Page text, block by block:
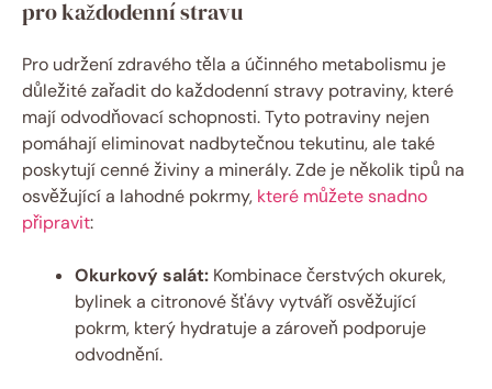
pro každodenní stravu
Pro udržení zdravého těla a účinného metabolismu je
důležité zařadit do každodenní stravy potraviny, které
mají odvodňovací schopnosti. Tyto potraviny nejen
pomáhají eliminovat nadbytečnou tekutinu, ale také
poskytují cenné živiny a minerály. Zde je několik tipů na
osvěžující a lahodné pokrmy, které můžete snadno
připravit:
Okurkový salát: Kombinace čerstvých okurek,
bylinek a citronové šťávy vytváří osvěžující
pokrm, který hydratuje a zároveň podporuje
odvodnění.